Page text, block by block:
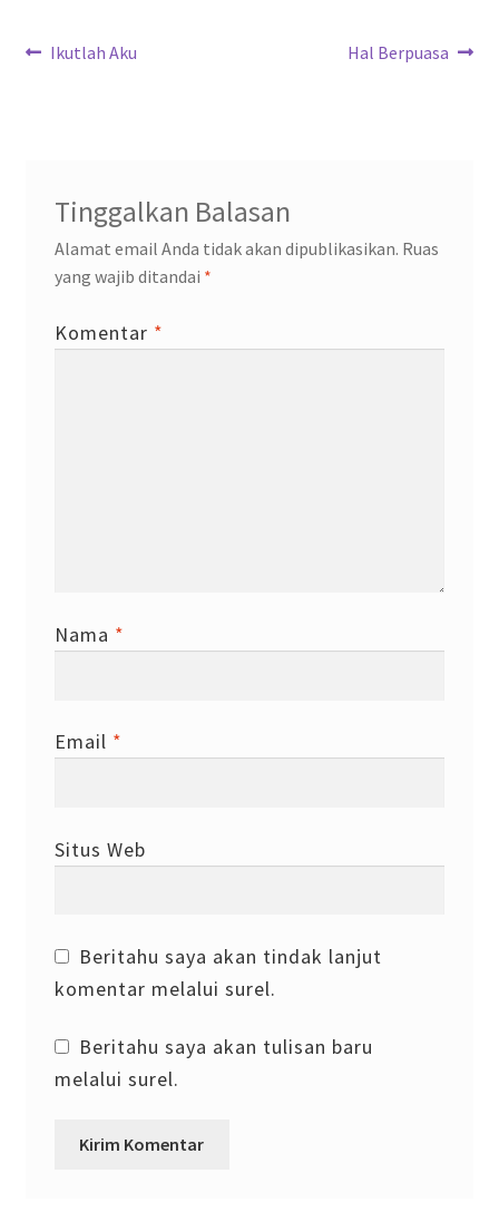
k
Navigasi
Previous
Ikutlah Aku
Next
Hal Berpuasa
Tinggalkan Balasan
Alamat email Anda tidak akan dipublikasikan. Ruas
yang wajib ditandai *
Komentar *
Nama *
Email *
Situs Web
Beritahu saya akan tindak lanjut
komentar melalui surel.
Beritahu saya akan tulisan baru
melalui surel.